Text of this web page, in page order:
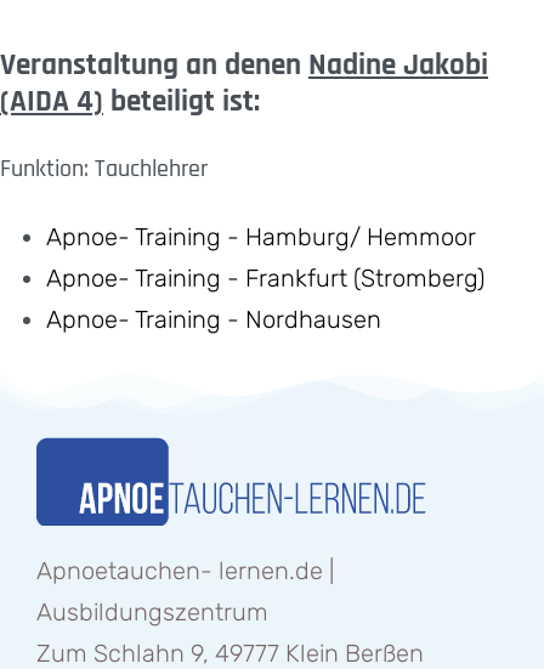
Veranstaltung an denen Nadine Jakobi
(AIDA 4) beteiligt ist:
Funktion: Tauchlehrer
Apnoe- Training - Hamburg/ Hemmoor
Apnoe- Training - Frankfurt (Stromberg)
Apnoe- Training - Nordhausen
Apnoetauchen- lernen.de |
Ausbildungszentrum
Zum Schlahn 9, 49777 Klein Berßen